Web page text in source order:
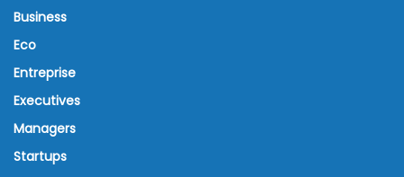
Business
Eco
Entreprise
Executives
Managers
Startups